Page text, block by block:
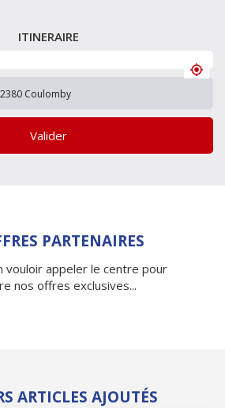
ITINERAIRE
Valider
PARTENAIRES
vouloir appeler le centre pour
nos offres exclusives...
ARTICLES AJOUTÉS